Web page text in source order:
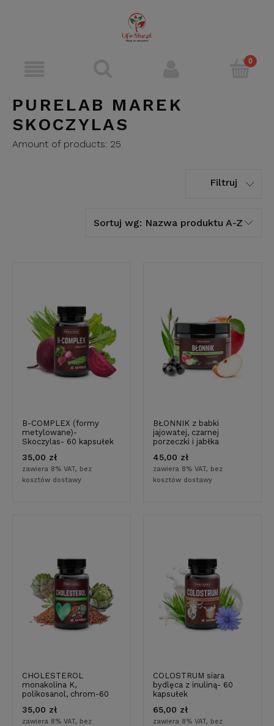
PURELAB MAREK
SKOCZYLAS
Amount of products: 25
Sortuj wg: Nazwa produktu A-Z
Filtruj
B-COMPLEX (formy
metylowane)-
Skoczylas- 60 kapsułek
35,00 zł
zawiera 8% VAT, bez
kosztów dostawy
BŁONNIK z babki
jajowatej, czarnej
porzeczki i jabłka
45,00 zł
zawiera 8% VAT, bez
kosztów dostawy
CHOLESTEROL
monakolina K,
polikosanol, chrom-60
35,00 zł
zawiera 8% VAT, bez
COLOSTRUM siara
bydlęca z inuliną- 60
kapsułek
65,00 zł
zawiera 8% VAT, bez